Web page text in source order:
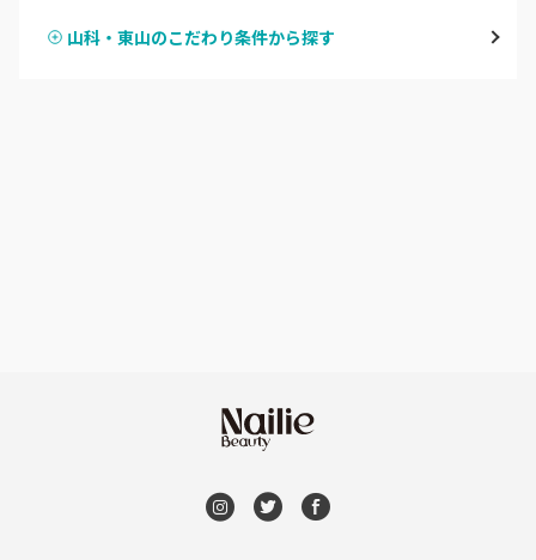
長岡京市・向日市・八幡
ハンドスカルプ
山科・東山のこだわり条件から探す